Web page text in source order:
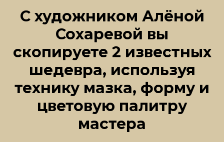
С художником Алёной
Сохаревой вы
скопируете 2 известных
шедевра, используя
технику мазка, форму и
цветовую палитру
мастера